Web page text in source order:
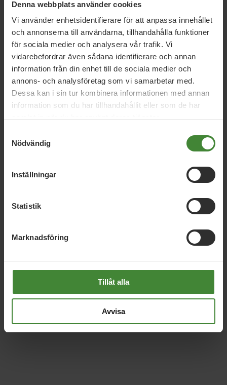
Denna webbplats använder cookies
Vi använder enhetsidentifierare för att anpassa innehållet
och annonserna till användarna, tillhandahålla funktioner
för sociala medier och analysera vår trafik. Vi
vidarebefordrar även sådana identifierare och annan
information från din enhet till de sociala medier och
annons- och analysföretag som vi samarbetar med.
Dessa kan i sin tur kombinera informationen med annan
information som du har tillhandahållit eller som de har
Nödvändig
Inställningar
Statistik
Marknadsföring
Tillåt alla
Avvisa
Kristina Norström, 77 år. Bor i Stjärnsund sedan 1999. Gift,
har fyra söner och åtta barnbarn. Biomedicinsk analytiker
mikrobiologi. Är pensionär, jobbar som vikarie i skolan
stundtals. Har jobbat som lärare (NO-ämnen) på
grundskola de senaste 25 åren. Tidigare arbetat med
klinisk forskning på KI, Stockholm samt vid Lunds
universitetssjukhus.
Åsa Olsson, 40 år. Bor med familj i Västerby. Lärarexamen
på gymnasiet sedan dess. Undervisar i engelska och
Om Ylva:
Ylva Lundkvist Fridh, 39 år. Bor med familj i Rörshyttan,
Stjärnsund. Har en master i Global miljöhistoria med
civilsamhället. Är sedan 6 år VD för kooperativet och
Kontakt: Ylva, mobil: 070-2361216